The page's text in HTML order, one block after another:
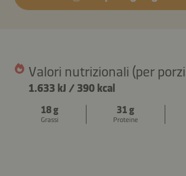
Valori nutrizionali (per
1.633 kJ / 390 kcal
18 g
Grassi
31 g
Proteine